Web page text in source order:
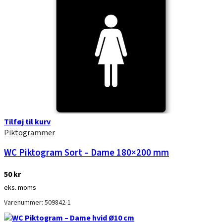
Tilføj til kurv
Piktogrammer
WC Piktogram Sort – Dame 180×200 mm
50kr
eks. moms
Varenummer: 509842-1